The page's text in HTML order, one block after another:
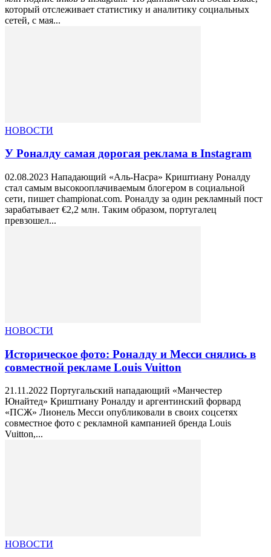
который отслеживает статистику и аналитику социальных
сетей, с мая...
НОВОСТИ
У Роналду самая дорогая реклама в Instagram
02.08.2023 Нападающий «Аль-Насра» Криштиану Роналду
стал самым высокооплачиваемым блогером в социальной
сети, пишет championat.com. Роналду за один рекламный пост
зарабатывает €2,2 млн. Таким образом, португалец
превзошел...
НОВОСТИ
Историческое фото: Роналду и Месси снялись в
совместной рекламе Louis Vuitton
21.11.2022 Португальский нападающий «Манчестер
Юнайтед» Криштиану Роналду и аргентинский форвард
«ПСЖ» Лионель Месси опубликовали в своих соцсетях
совместное фото с рекламной кампанией бренда Louis
Vuitton,...
НОВОСТИ